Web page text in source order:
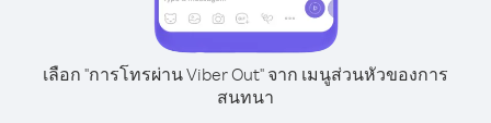
เลือก "การโทรผ่าน Viber Out" จาก เมนูส่วนหัวของการ
สนทนา